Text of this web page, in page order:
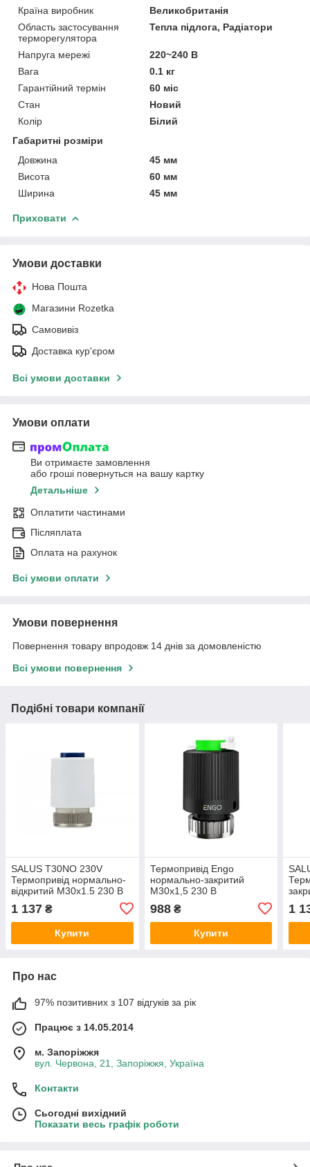
Країна виробник
Великобританія
Область застосування
терморегулятора
Тепла підлога, Радіатори
Напруга мережі
220~240 В
Вага
0.1 кг
Гарантійний термін
60 міс
Стан
Новий
Колір
Білий
Габаритні розміри
Довжина
45 мм
Висота
60 мм
Ширина
45 мм
Приховати
Умови доставки
Нова Пошта
Магазини Rozetka
Самовивіз
Доставка кур'єром
Всі умови доставки
Умови оплати
Ви отримаєте замовлення
або гроші повернуться на вашу картку
Детальніше
Оплатити частинами
Післяплата
Оплата на рахунок
Всі умови оплати
Умови повернення
Повернення товару впродовж 14 днів за домовленістю
Всі умови повернення
Подібні товари компанії
SALUS T30NO 230V
Термопривід нормально-
відкритий M30x1.5 230 В
1 137 ₴
Купити
Термопривід Engo
нормально-закритий
М30х1,5 230 В
988₴
Купити
1
Про нас
97% позитивних з 107 відгуків за рік
Працює з 14.05.2014
м. Запоріжжя
вул. Червона, 21, Запоріжжя, Україна
Контакти
Сьогодні вихідний
Показати весь графік роботи